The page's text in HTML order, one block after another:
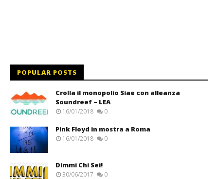
POPULAR POSTS
Crolla il monopolio Siae con alleanza
Soundreef – LEA
16/01/2018 0
Pink Floyd in mostra a Roma
16/01/2018 0
Dimmi Chi Sei!
30/06/2017 0